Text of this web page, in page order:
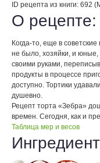
ID рецепта из книги: 692
О рецепте:
Когда-то, еще в
не было, хозяйки, и юные,
своими руками,
продукты в процессе
доступно. Тортики
душевно.
Рецепт торта «Зебра»
времен. Сегодня, как и
Таблица мер и весов